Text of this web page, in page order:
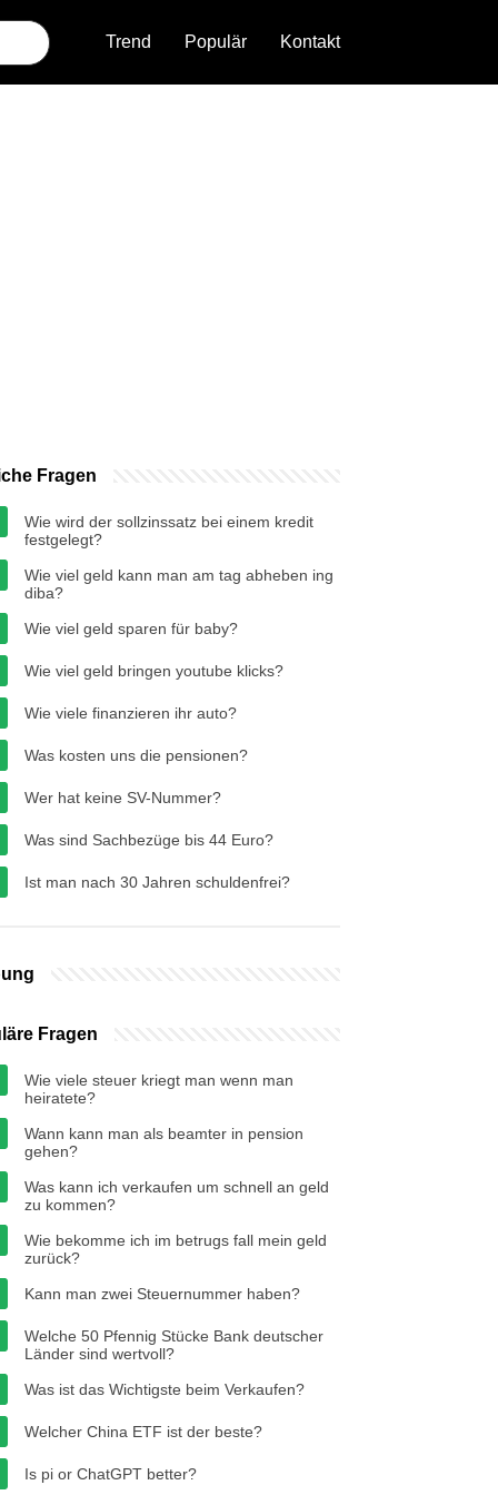
Trend Populär Kontakt
Fragen
Wie wird der sollzinssatz bei einem kredit
festgelegt?
Wie viel geld kann man am tag abheben ing
diba?
Wie viel geld sparen für baby?
Wie viel geld bringen youtube klicks?
Wie viele finanzieren ihr auto?
Was kosten uns die pensionen?
Wer hat keine SV-Nummer?
Was sind Sachbezüge bis 44 Euro?
Ist man nach 30 Jahren schuldenfrei?
Fragen
Wie viele steuer kriegt man wenn man
heiratete?
Wann kann man als beamter in pension
gehen?
Was kann ich verkaufen um schnell an geld
zu kommen?
Wie bekomme ich im betrugs fall mein geld
zurück?
Kann man zwei Steuernummer haben?
Welche 50 Pfennig Stücke Bank deutscher
Länder sind wertvoll?
Was ist das Wichtigste beim Verkaufen?
Welcher China ETF ist der beste?
Is pi or ChatGPT better?